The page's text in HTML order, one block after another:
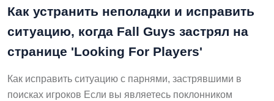
Как устранить неполадки и исправить
ситуацию, когда Fall Guys застрял на
странице 'Looking For Players'
Как исправить ситуацию с парнями, застрявшими в
поисках игроков Если вы являетесь поклонником